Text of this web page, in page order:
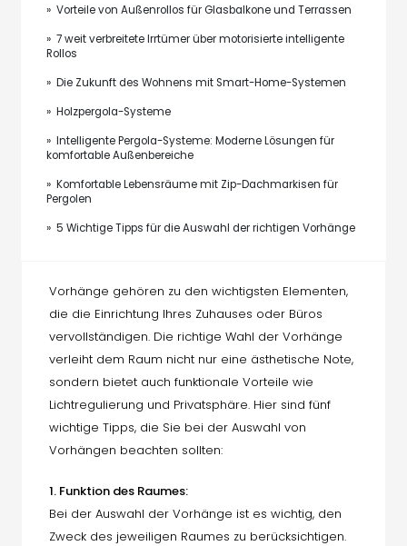
» Vorteile von Außenrollos für Glasbalkone und Terrassen
» 7 weit verbreitete Irrtümer über motorisierte intelligente
Rollos
» Die Zukunft des Wohnens mit Smart-Home-Systemen
» Holzpergola-Systeme
» Intelligente Pergola-Systeme: Moderne Lösungen für
komfortable Außenbereiche
» Komfortable Lebensräume mit Zip-Dachmarkisen für
Pergolen
» 5 Wichtige Tipps für die Auswahl der richtigen Vorhänge
Vorhänge gehören zu den wichtigsten Elementen,
die die Einrichtung Ihres Zuhauses oder Büros
vervollständigen. Die richtige Wahl der Vorhänge
verleiht dem Raum nicht nur eine ästhetische Note,
sondern bietet auch funktionale Vorteile wie
Lichtregulierung und Privatsphäre. Hier sind fünf
wichtige Tipps, die Sie bei der Auswahl von
Vorhängen beachten sollten:
1. Funktion des Raumes:
Bei der Auswahl der Vorhänge ist es wichtig, den
Zweck des jeweiligen Raumes zu berücksichtigen.